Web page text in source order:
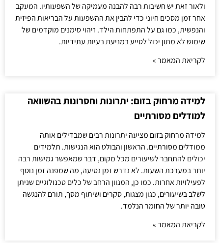
ולאור זאת יש חשיבות רבה להבנה מעמיקה של השפעותיו. המעקב
אחר זמן מסכים חיוני כדי להבין את ההשפעות על הבריאות הפיזית
והנפשית, כמו גם על התפתחות הילד. זיהוי סימנים מוקדמים של
שימוש לא מתון יכול לסייע במניעת בעיות עתידיות.
לקריאת המאמר »
למידה מרחוק בזום: יתרונות וחסרונות בהשוואה
למודלים מסורתיים
למידה מרחוק בזום מציעה יתרונות רבים שמבדילים אותה
ממודלים מסורתיים. הראשון והבולט הוא הנגישות. תלמידים
יכולים להתחבר לשיעורים מכל מקום, דבר שמאפשר גמישות רבה
יותר במערכת השעות. לא נדרש זמן נסיעה, מה שמפנה זמן נוסף
לפעילויות אחרות. כמו כן, המגוון הרחב של כלים טכנולוגיים שניתן
לשלב בשיעורים, כגון מצגות, סקרים ושיתוף מסך, תורם להנגשה
טובה יותר של החומר הנלמד.
לקריאת המאמר »